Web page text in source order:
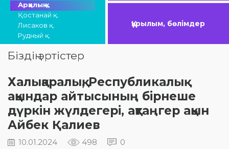
Арқалық қ.
Қостанай қ.
Лисаков қ.
Рудный қ.
Құрылым, бөлімдер
Біздің әртістер
Халықаралық, Республикалық
ақындар айтысының бірнеше
дүркін жүлдегері, ақтаңгер ақын
Айбек Қалиев
10.01.2024 498 0